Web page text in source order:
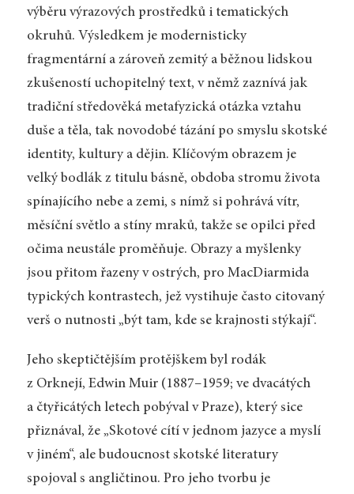
výběru výrazových prostředků i tematických
okruhů. Výsledkem je modernisticky
fragmentární a zároveň zemitý a běžnou lidskou
zkušeností uchopitelný text, v němž zaznívá jak
tradiční středověká metafyzická otázka vztahu
duše a těla, tak novodobé tázání po smyslu skotské
identity, kultury a dějin. Klíčovým obrazem je
velký bodlák z titulu básně, obdoba stromu života
spínajícího nebe a zemi, s nímž si pohrává vítr,
měsíční světlo a stíny mraků, takže se opilci před
očima neustále proměňuje. Obrazy a myšlenky
jsou přitom řazeny v ostrých, pro MacDiarmida
typických kontrastech, jež vystihuje často citovaný
verš o nutnosti „být tam, kde se krajnosti stýkají“.
Jeho skeptičtějším protějškem byl rodák
z Orknejí, Edwin Muir (1887–1959; ve dvacátých
a čtyřicátých letech pobýval v Praze), který sice
přiznával, že „Skotové cítí v jednom jazyce a myslí
v jiném“, ale budoucnost skotské literatury
spojoval s angličtinou. Pro jeho tvorbu je